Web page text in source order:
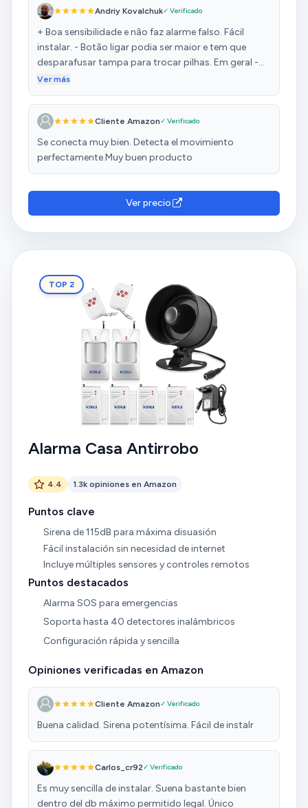
Andriy Kovalchuk✓ Verificado
+ Boa sensibilidade e não faz alarme falso. Fácil
instalar. - Botão ligar podia ser maior e tem que
desparafusar tampa para trocar pilhas. Em geral -
apalho bom por valor justo.
Ver más
Cliente Amazon✓ Verificado
Se conecta muy bien. Detecta el movimiento
perfectamente.Muy buen producto
Ver precio
TOP 2
Alarma Casa Antirrobo
4.4 1.3k opiniones en Amazon
Puntos clave
Sirena de 115dB para máxima disuasión
Fácil instalación sin necesidad de internet
Incluye múltiples sensores y controles remotos
Puntos destacados
Alarma SOS para emergencias
Soporta hasta 40 detectores inalámbricos
Configuración rápida y sencilla
Opiniones verificadas en Amazon
Cliente Amazon✓ Verificado
Buena calidad. Sirena potentísima. Fácil de instalr
Carlos_cr92✓ Verificado
Es muy sencilla de instalar. Suena bastante bien
dentro del db máximo permitido legal. Único